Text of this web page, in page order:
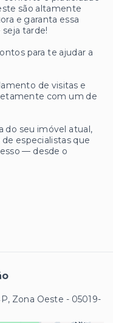
são altamente
e garanta essa
tarde!
para te ajudar a
de visitas e
com um de
do seu imóvel atual,
especialistas que
— desde o
Zona Oeste - 05019-